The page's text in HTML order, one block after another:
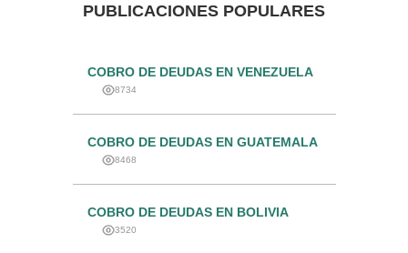
PUBLICACIONES POPULARES
COBRO DE DEUDAS EN VENEZUELA
8734
COBRO DE DEUDAS EN GUATEMALA
8468
COBRO DE DEUDAS EN BOLIVIA
3520